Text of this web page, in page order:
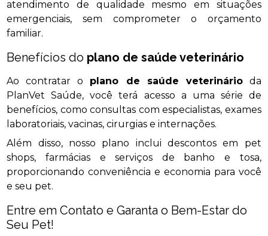
atendimento de qualidade mesmo em situações
emergenciais, sem comprometer o orçamento
familiar.
Benefícios do plano de saúde veterinário
Ao contratar o plano de saúde veterinárioda
PlanVet Saúde, você terá acesso a uma série de
benefícios, como consultas com especialistas, exames
laboratoriais, vacinas, cirurgias e internações.
Além disso, nosso plano inclui descontos em pet
shops, farmácias e serviços de banho e tosa,
proporcionando conveniência e economia para você
e seu pet.
Entre em Contato e Garanta o Bem-Estar do
Seu Pet!